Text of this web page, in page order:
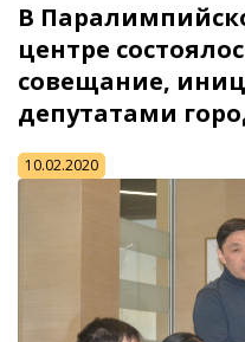
В
центре
совещание,
депутатами
10.02.2020